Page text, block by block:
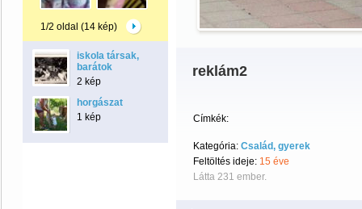
1/2 oldal (14 kép)
iskola társak,
barátok
2 kép
horgászat
1 kép
reklám2
Címkék:
Kategória: Család, gyerek
Feltöltés ideje: 15 éve
Látta 231 ember.